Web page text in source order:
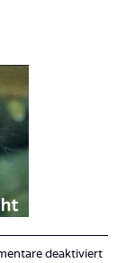
deaktiviertfür